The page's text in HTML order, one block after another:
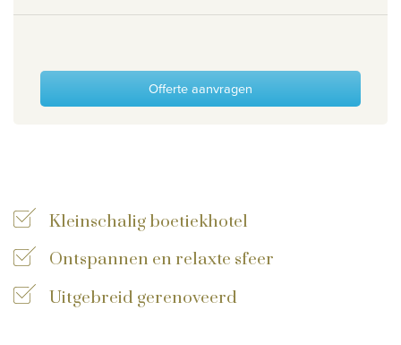
Onze bestemmingen
Vacatures
Voorwaarden
Offerte aanvragen
Kleinschalig boetiekhotel
Ontspannen en relaxte sfeer
Uitgebreid gerenoveerd